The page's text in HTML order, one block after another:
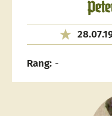
Rang: -